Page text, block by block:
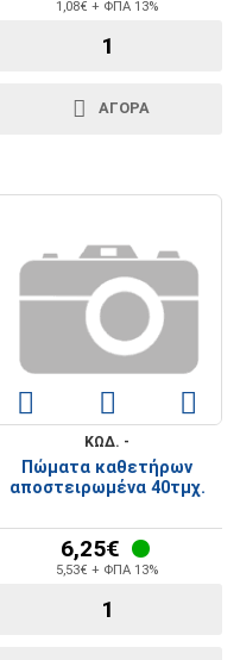
1,08€ + ΦΠΑ 13%
ΑΓΟΡΆ
ΚΩΔ. -
Πώματα καθετήρων
αποστειρωμένα 40τμχ.
6,25€
5,53€ + ΦΠΑ 13%